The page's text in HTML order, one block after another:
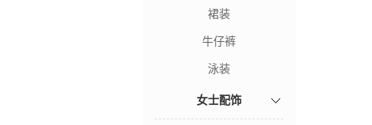
裙装
牛仔裤
泳装
女士配饰